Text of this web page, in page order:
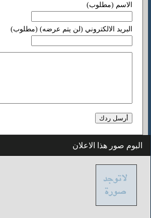
الاسم (مطلوب)
البريد الالكتروني (لن يتم عرضه) (مطلوب)
البوم صور هذا الاعلان